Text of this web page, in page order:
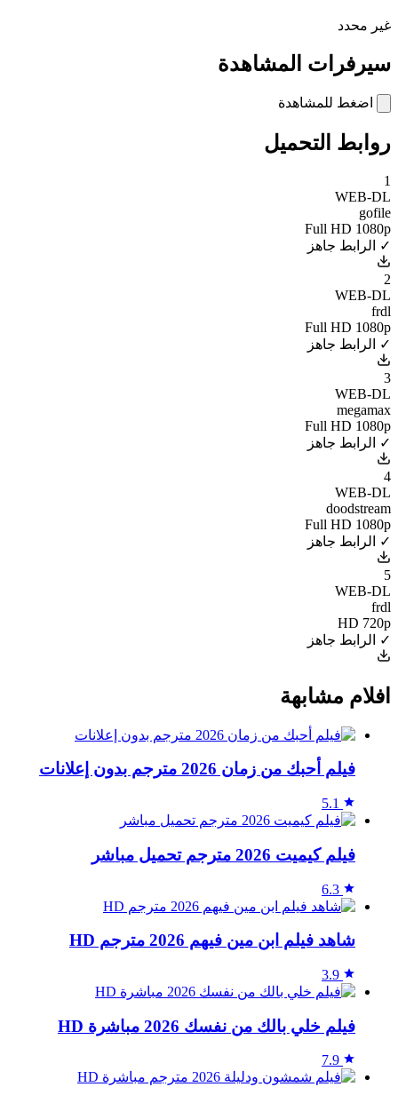
غير محدد
سيرفرات المشاهدة
اضغط للمشاهدة
روابط التحميل
1
WEB-DL
gofile
Full HD 1080p
✓ الرابط جاهز
2
WEB-DL
frdl
Full HD 1080p
✓ الرابط جاهز
3
WEB-DL
megamax
Full HD 1080p
✓ الرابط جاهز
4
WEB-DL
doodstream
Full HD 1080p
✓ الرابط جاهز
5
WEB-DL
frdl
HD 720p
✓ الرابط جاهز
افلام مشابهة
فيلم أحبك من زمان 2026 مترجم بدون إعلانات
5.1
فيلم كيميت 2026 مترجم تحميل مباشر
6.3
شاهد فيلم ابن مين فيهم 2026 مترجم HD
3.9
فيلم خلي بالك من نفسك 2026 مباشرة HD
7.9